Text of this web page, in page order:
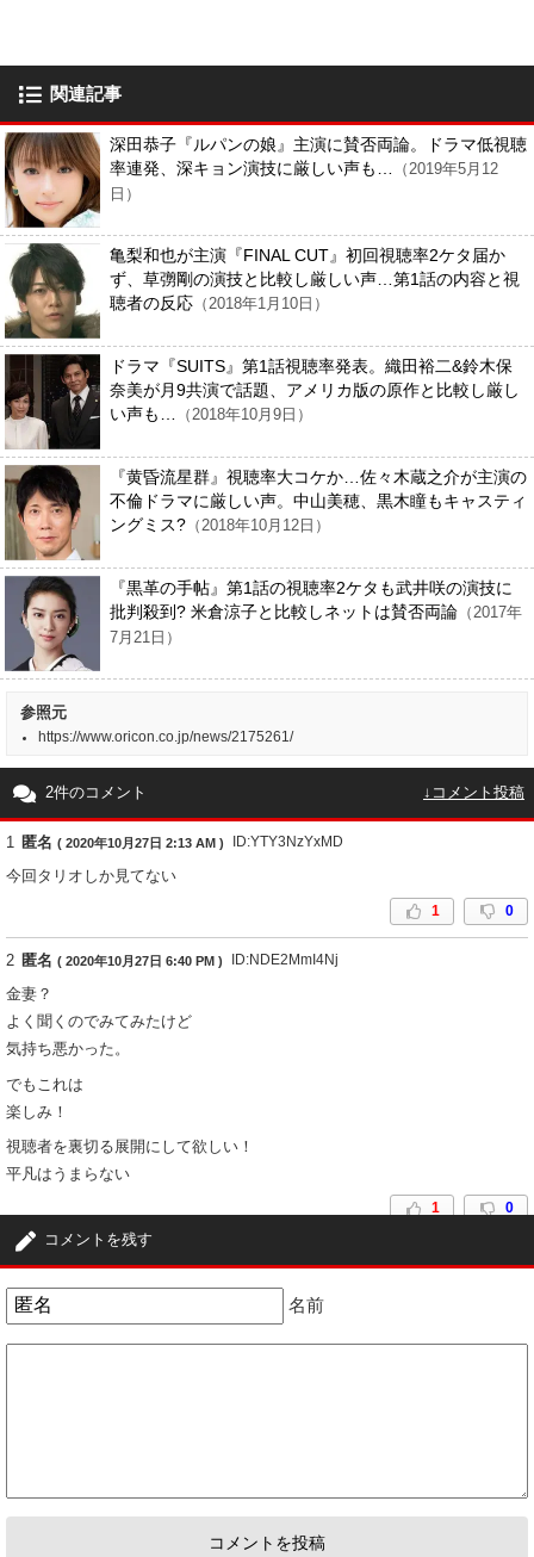
関連記事
深田恭子『ルパンの娘』主演に賛否両論。ドラマ低視聴
率連発、深キョン演技に厳しい声も… （2019年5月12
日）
亀梨和也が主演『FINAL CUT』初回視聴率2ケタ届か
ず、草彅剛の演技と比較し厳しい声…第1話の内容と視
聴者の反応 （2018年1月10日）
ドラマ『SUITS』第1話視聴率発表。織田裕二&鈴木保
奈美が月9共演で話題、アメリカ版の原作と比較し厳し
い声も… （2018年10月9日）
『黄昏流星群』視聴率大コケか…佐々木蔵之介が主演の
不倫ドラマに厳しい声。中山美穂、黒木瞳もキャスティ
ングミス? （2018年10月12日）
『黒革の手帖』第1話の視聴率2ケタも武井咲の演技に
批判殺到? 米倉涼子と比較しネットは賛否両論 （2017年
7月21日）
参照元
https://www.oricon.co.jp/news/2175261/
2件のコメント ↓コメント投稿
1 匿名 ( 2020年10月27日 2:13 AM ) ID:YTY3NzYxMD
今回タリオしか見てない
1 0
2 匿名 ( 2020年10月27日 6:40 PM ) ID:NDE2MmI4Nj
金妻？
よく聞くのでみてみたけど
気持ち悪かった。
でもこれは
楽しみ！
視聴者を裏切る展開にして欲しい！
平凡はうまらない
1 0
コメントを残す
名前